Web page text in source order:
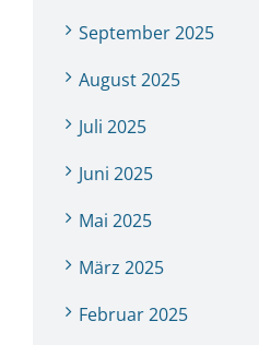
September 2025
August 2025
Juli 2025
Juni 2025
Mai 2025
März 2025
Februar 2025